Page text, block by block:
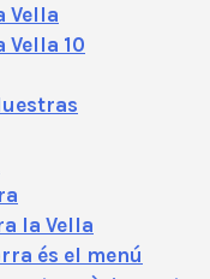
Vella
Vella 10
la Vella
és el menú